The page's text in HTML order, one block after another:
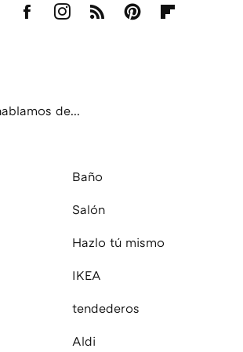
de...
Baño
Salón
Hazlo tú mismo
IKEA
tendederos
Aldi